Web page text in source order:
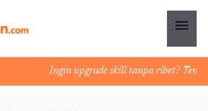
menu
Ingin upgrade skill tanpa ribet?